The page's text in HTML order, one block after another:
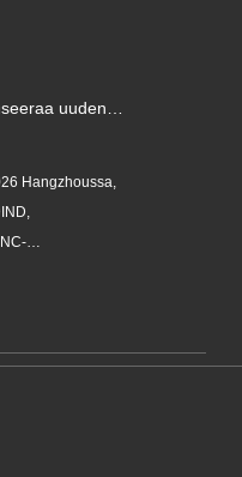
uuden
GI-CNC-ST-
Hangzhoussa,
kierreholkin.
asemoint......